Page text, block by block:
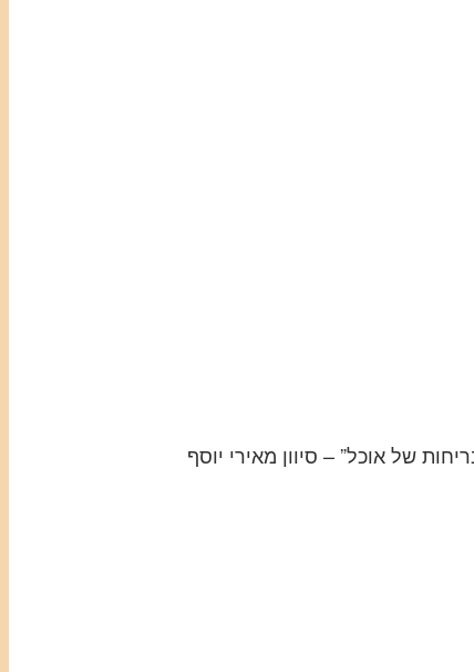
של אוכל” – סיוון מאירי יוסף